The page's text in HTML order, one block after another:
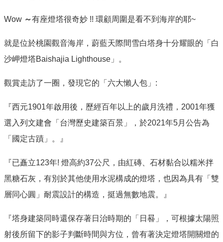
Wow ～有座燈塔很奇妙 !! 環顧周圍是看不到海岸的耶~
就是位於桃園觀音海岸，蔚藍天際間雪白塔身十分耀眼的「白
沙岬燈塔Baishajia Lighthouse」。
觀賞走訪了一圈，發現它的「六大懶人包」:
『西元1901年啟用後，歷經百年以上的歲月洗禮，2001年獲
選入列文建會「台灣歷史建築百景」，於2021年5月公告為
「國定古蹟」。』
『已矗立123年! 燈高約37公尺，由紅磚、石材黏合以糯米拌
黑糖石灰，有別於其他使用水泥構成的燈塔，也因為具有「雙
層同心圓」耐震設計的構造，挺過無數地震。』
『塔身建築同時還保存著日治時期的「日晷」，可根據太陽照
射後所留下的影子判斷時間與方位，曾有著決定燈塔開關燈的